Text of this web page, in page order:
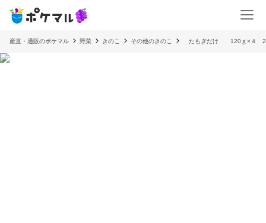
産直・通販のポケマル 野菜 きのこ その他のきのこ たもぎだけ 120ｇ×４ 2